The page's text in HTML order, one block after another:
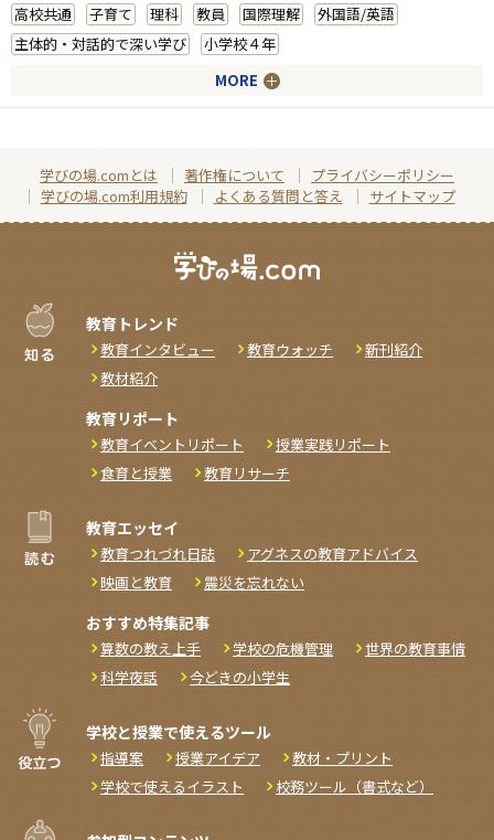
高校共通
子育て 理科 教員 国際理解
外国語/英語
主体的・対話的で深い学び
小学校４年
MORE
学びの場.comとは 著作権について
プライバシーポリシー
学びの場.com利用規約
よくある質問と答え サイトマップ
教育トレンド
教育インタビュー 教育ウォッチ
新刊紹介
教材紹介
教育リポート
教育イベントリポート
授業実践リポート
食育と授業
教育リサーチ
教育エッセイ
教育つれづれ日誌
アグネスの教育アドバイス
映画と教育
震災を忘れない
おすすめ特集記事
算数の教え上手 学校の危機管理
世界の教育事情
科学夜話
今どきの小学生
学校と授業で使えるツール
指導案 授業アイデア
教材・プリント
学校で使えるイラスト
校務ツール（書式など）